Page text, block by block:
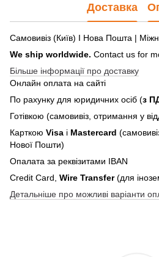
Доставка
Самовивіз (Київ) І Нова Пошта |
We ship worldwide. Contact us for
Більше інформації про доставку
Онлайн оплата на сайті
По рахунку для юридичних осіб (з
Готівкою (самовивіз, отримання у
Карткою Visa і Mastercard
Нової Пошти)
Опалата за реквізитами IBAN
Credit Card, Wire Transfer(для
Детальніше про можливі варіанти